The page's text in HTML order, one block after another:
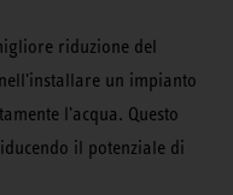
riduzione del
un impianto
l'acqua. Questo
il potenziale di